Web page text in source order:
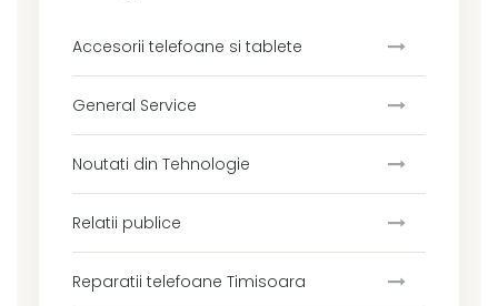
Accesorii telefoane si tablete
General Service
Noutati din Tehnologie
Relatii publice
Reparatii telefoane Timisoara